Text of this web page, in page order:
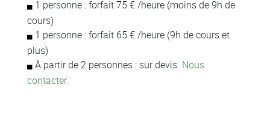
1 personne : forfait 75 € /heure (moins de 9h de
cours)
1 personne : forfait 65 € /heure (9h de cours et
plus)
À partir de 2 personnes : sur devis. Nous
contacter.